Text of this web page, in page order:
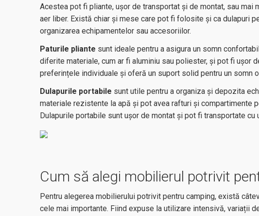
Acestea pot fi pliante, ușor de transportat și de montat, sau
aer liber. Există chiar și mese care pot fi folosite și ca dulapuri
organizarea echipamentelor sau accesoriilor.
Paturile pliante sunt ideale pentru a asigura un somn
diferite materiale, cum ar fi aluminiu sau poliester, și pot fi ușor
preferințele individuale și oferă un suport solid pentru un somn
Dulapurile portabile sunt utile pentru a organiza și depozita
materiale rezistente la apă și pot avea rafturi și compartimente
Dulapurile portabile sunt ușor de montat și pot fi transportate
Cum să alegi mobilierul potrivit
Pentru alegerea mobilierului potrivit pentru camping, există
cele mai importante. Fiind expuse la utilizare intensivă, variații